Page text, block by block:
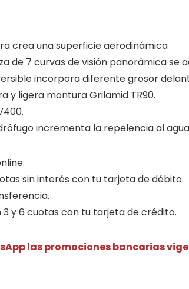
crea una superficie aerodinámica
de 7 curvas de visión panorámica
incorpora diferente grosor
y ligera montura Grilamid TR90.
incrementa la repelencia al
sin interés con tu tarjeta de débito.
3 y 6 cuotas con tu tarjeta de crédito.
las promociones bancarias